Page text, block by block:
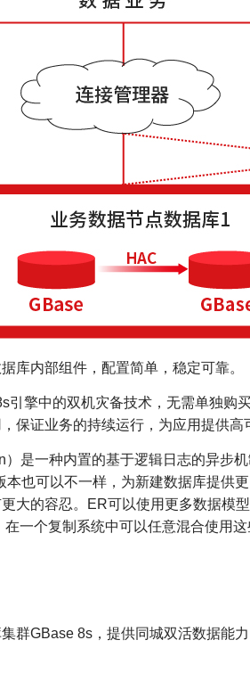
库内部组件，配置简单，稳定可靠。
引擎中的双机灾备技术，无需单独购
保证业务的持续运行，为应用提供高
是一种内置的基于逻辑日志的异步
本也可以不一样，为新建数据库提供
大的容忍。ER可以使用更多数据模
在一个复制系统中可以任意混合使用
群GBase 8s，提供同城双活数据能